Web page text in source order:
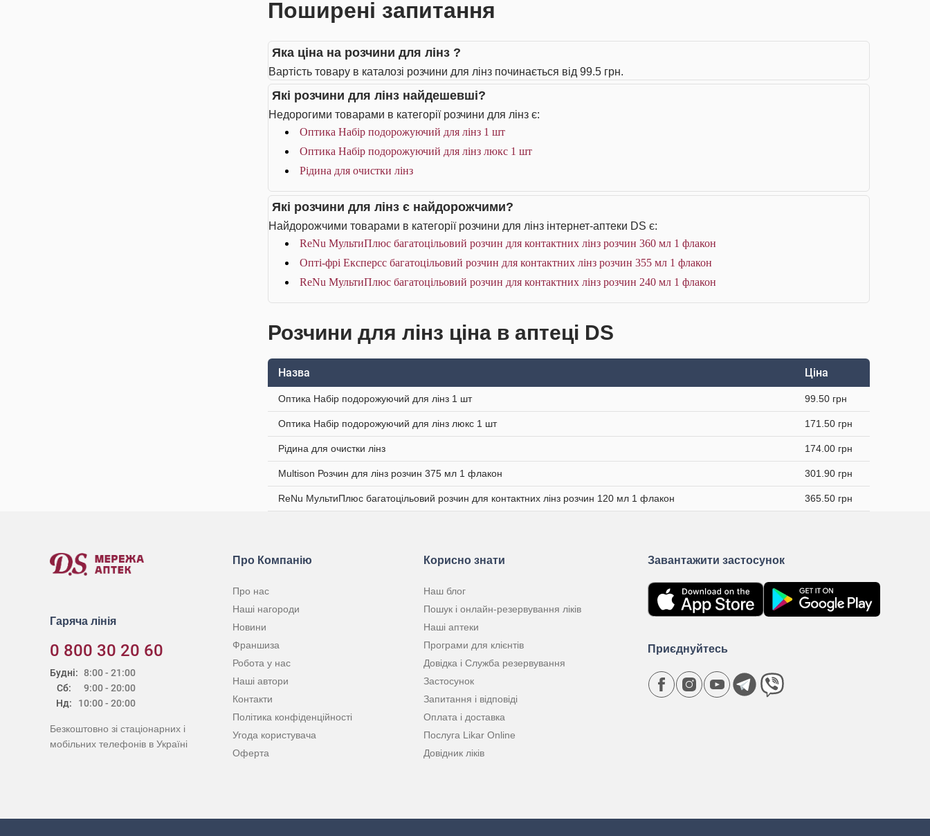
Поширені запитання
Яка ціна на розчини для лінз ?
Вартість товару в каталозі розчини для лінз починається від 99.5 грн.
Які розчини для лінз найдешевші?
Недорогими товарами в категорії розчини для лінз є:
Оптика Набір подорожуючий для лінз 1 шт
Оптика Набір подорожуючий для лінз люкс 1 шт
Рідина для очистки лінз
Які розчини для лінз є найдорожчими?
Найдорожчими товарами в категорії розчини для лінз інтернет-аптеки DS є:
ReNu МультиПлюс багатоцільовий розчин для контактних лінз розчин 360 мл 1 флакон
Опті-фрі Експерсс багатоцільовий розчин для контактних лінз розчин 355 мл 1 флакон
ReNu МультиПлюс багатоцільовий розчин для контактних лінз розчин 240 мл 1 флакон
Розчини для лінз ціна в аптеці DS
Назва Ціна
Оптика Набір подорожуючий для лінз 1 шт 99.50 грн
Оптика Набір подорожуючий для лінз люкс 1 шт 171.50 грн
Рідина для очистки лінз 174.00 грн
Multison Розчин для лінз розчин 375 мл 1 флакон 301.90 грн
ReNu МультиПлюс багатоцільовий розчин для контактних лінз розчин 120 мл 1 флакон 365.50 грн
Гаряча лінія
0 800 30 20 60
Будні:
Сб:
Нд:
8:00 - 21:00
9:00 - 20:00
10:00 - 20:00
Безкоштовно зі стаціонарних і
мобільних телефонів в Україні
Про Компанію
Про нас
Наші нагороди
Новини
Франшиза
Робота у нас
Наші автори
Контакти
Політика конфіденційності
Угода користувача
Оферта
Корисно знати
Наш блог
Пошук і онлайн-резервування ліків
Наші аптеки
Програми для клієнтів
Довідка і Служба резервування
Застосунок
Запитання і відповіді
Оплата і доставка
Послуга Likar Online
Довідник ліків
Завантажити застосунок
Приєднуйтесь